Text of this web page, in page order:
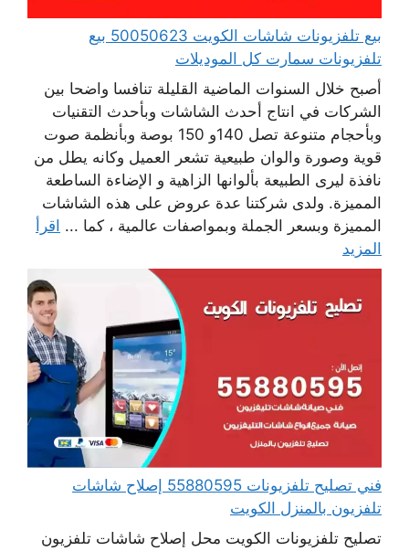
بيع تلفزيونات شاشات الكويت 50050623 بيع
تلفزيونات سمارت كل الموديلات
أصبح خلال السنوات الماضية القليلة تنافسا واضحا بين
الشركات في انتاج أحدث الشاشات وبأحدث التقنيات
وبأحجام متنوعة تصل 140و 150 بوصة وبأنظمة صوت
قوية وصورة والوان طبيعية تشعر العميل وكانه يطل من
نافذة ليرى الطبيعة بألوانها الزاهية و الإضاءة الساطعة
المميزة. ولدى شركتنا عدة عروض على هذه الشاشات
المميزة وبسعر الجملة وبمواصفات عالمية ، كما ... اقرأ
المزيد
فني تصليح تلفزيونات 55880595 إصلاح شاشات
تلفزيون بالمنزل الكويت
تصليح تلفزيونات الكويت محل إصلاح شاشات تلفزيون